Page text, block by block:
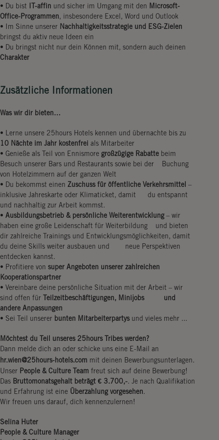
• Du bist
IT-affin und sicher im Umgang mit den Microsoft-
Office-Programmen, insbesondere Excel, Word und Outlook
• Im Sinne unserer Nachhaltigkeitsstrategie und ESG-Zielen
bringst du aktiv neue Ideen ein
• Du bringst nicht nur dein Können mit, sondern auch deinen
Charakter
Zusätzliche Informationen
Was wir dir bieten…
• Lerne unsere 25hours Hotels kennen und übernachte bis zu
10 Nächte im Jahr kostenfrei als Mitarbeiter
• Genieße als Teil von Ennismore großzügige Rabatte beim
Besuch unserer Bars und Restaurants sowie bei der Buchung
von Hotelzimmern auf der ganzen Welt
• Du bekommst einen Zuschuss für öffentliche Verkehrsmittel –
inklusive Jahreskarte oder Klimaticket, damit du entspannt
und nachhaltig zur Arbeit kommst.
• Ausbildungsbetrieb & persönliche Weiterentwicklung– wir
haben eine große Leidenschaft für Weiterbildung und bieten
dir zahlreiche Trainings und Entwicklungsmöglichkeiten, damit
du deine Skills weiter ausbauen und neue Perspektiven
entdecken kannst.
• Profitiere von super Angeboten unserer zahlreichen
Kooperationspartner
• Vereinbare deine persönliche Situation mit der Arbeit – wir
sind offen für Teilzeitbeschäftigungen, Minijobs und
andere Anpassungen
• Sei Teil unserer bunten Mitarbeiterpartysund vieles mehr ...
Möchtest du Teil unseres 25hours Tribes werden?
Dann melde dich an oder schicke uns eine E-Mail an
hr.wien@25hours-hotels.com mit deinen Bewerbungsunterlagen.
Unser People & Culture Team freut sich auf deine Bewerbung!
Das Bruttomonatsgehalt beträgt € 3.700,-. Je nach Qualifikation
und Erfahrung ist eine Überzahlung vorgesehen.
Wir freuen uns darauf, dich kennenzulernen!
Selina Huter
People & Culture Manager